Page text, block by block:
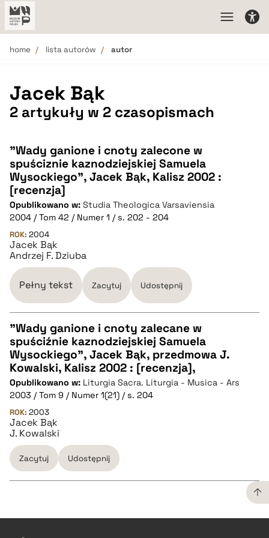
home lista autorów autor
Jacek Bąk
2 artykuły w 2 czasopismach
"Wady ganione i cnoty zalecone w
spuściznie kaznodziejskiej Samuela
Wysockiego", Jacek Bąk, Kalisz 2002 :
[recenzja]
Opublikowano w: Studia Theologica Varsaviensia
2004 / Tom 42 / Numer 1 / s. 202 - 204
ROK: 2004
Jacek Bąk
Andrzej F. Dziuba
Pełny tekst Zacytuj Udostępnij
CZYSTY TEKST
pobierz cytat
BIBTEX
pobierz cytat
"Wady ganione i cnoty zalecane w
spuściźnie kaznodziejskiej Samuela
Wysockiego", Jacek Bąk, przedmowa J.
Kowalski, Kalisz 2002 : [recenzja],
Opublikowano w: Liturgia Sacra. Liturgia - Musica - Ars
2003 / Tom 9 / Numer 1(21) / s. 204
ROK: 2003
Jacek Bąk
J. Kowalski
Zacytuj Udostępnij
CZYSTY TEKST